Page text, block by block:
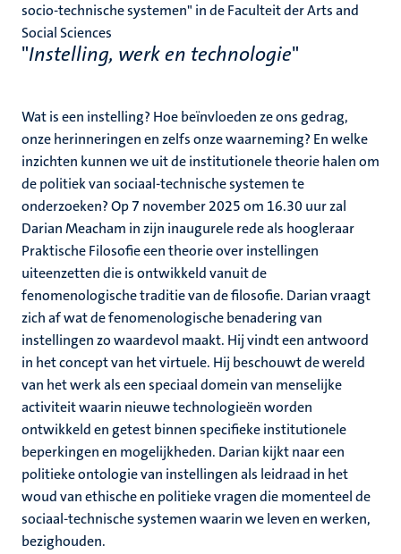
socio-technische systemen" in de Faculteit der Arts and
Social Sciences
"Instelling, werk en technologie"
Wat is een instelling? Hoe beïnvloeden ze ons gedrag,
onze herinneringen en zelfs onze waarneming? En welke
inzichten kunnen we uit de institutionele theorie halen om
de politiek van sociaal-technische systemen te
onderzoeken? Op 7 november 2025 om 16.30 uur zal
Darian Meacham in zijn inaugurele rede als hoogleraar
Praktische Filosofie een theorie over instellingen
uiteenzetten die is ontwikkeld vanuit de
fenomenologische traditie van de filosofie. Darian vraagt
zich af wat de fenomenologische benadering van
instellingen zo waardevol maakt. Hij vindt een antwoord
in het concept van het virtuele. Hij beschouwt de wereld
van het werk als een speciaal domein van menselijke
activiteit waarin nieuwe technologieën worden
ontwikkeld en getest binnen specifieke institutionele
beperkingen en mogelijkheden. Darian kijkt naar een
politieke ontologie van instellingen als leidraad in het
woud van ethische en politieke vragen die momenteel de
sociaal-technische systemen waarin we leven en werken,
bezighouden.